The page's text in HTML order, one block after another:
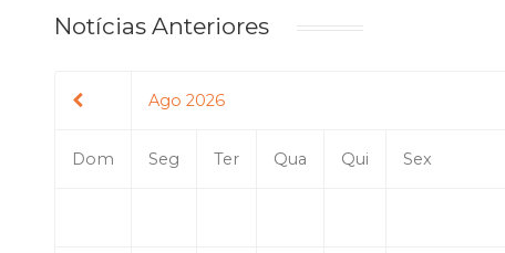
Notícias Anteriores
Ago 2026
Dom Seg Ter Qua Qui Sex